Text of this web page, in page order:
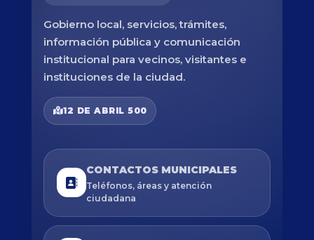
Gobierno local, servicios, trámites,
información pública y comunicación
institucional para vecinos, visitantes e
instituciones de la ciudad.
12 DE ABRIL 500
CONTACTOS MUNICIPALES
Teléfonos, áreas y atención
ciudadana